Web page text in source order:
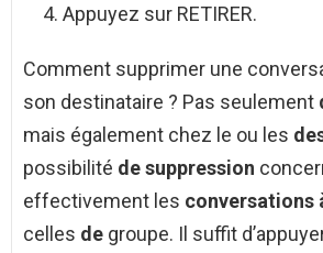
Appuyez sur RETIRER.
Comment supprimer une
son destinataire ? Pas seulement
mais également chez le ou les
possibilité de suppression
effectivement les conversations
celles de groupe. Il suffit